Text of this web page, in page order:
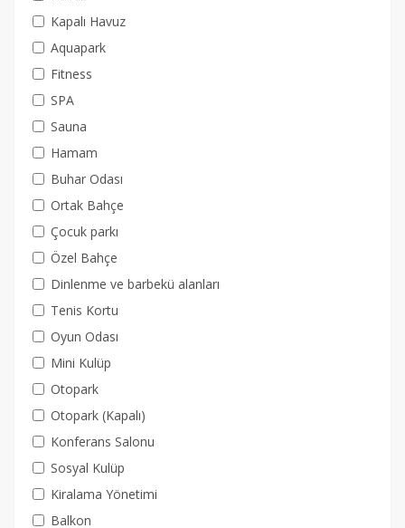
Kapalı Havuz
Aquapark
Fitness
SPA
Sauna
Hamam
Buhar Odası
Ortak Bahçe
Çocuk parkı
Özel Bahçe
Dinlenme ve barbekü alanları
Tenis Kortu
Oyun Odası
Mini Kulüp
Otopark
Otopark (Kapalı)
Konferans Salonu
Sosyal Kulüp
Kiralama Yönetimi
Balkon